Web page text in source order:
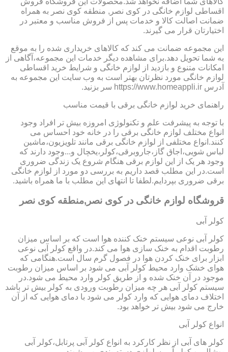
اقساطی لوازم خانگی در کوی نصر, منطقه کوی نصر به همراه
ضمانت اصالت کالا و خدمات پس از فروش مناسب و معتبر در
اختیارتان قرار می گیرند.
این مجموعه ضمانت می کند که کالاهای خریداری شده را به موقع
به شما تحویل دهد.برای مشاهده دیگر خدمات این مجموعه،آگاهی از
امکانات متنوع و بازدید از لوازم خانگی و شرایط خرید اقساطی
لوازم خانگی مورد نظرتان بهتر است به وب سایت این مجموعه به
آدرس https://www.homeappli.ir سر بزنید.
راهنمای خرید لوازم خانگی برقی با قیمت مناسب
با توجه به پیشرفت علم و تکنولوژی امروزه بیش تر افراد وجود
انواع مختلف لوازم خانگی برقی را در خانه خود احساس می
کنند.انواع مختلفی از لوازم خانگی برقی مانند تلویزیون،ماشین
لباس شویی،اجاق گاز،جاروبرقی،کولر،یخچال و...وجود دارند که
وجود هر یک از این لوازم برقی هنگام شروع یک زندگی ضروری
است.در این مطلب قصد داریم به بررسی دو مورد از لوازم خانگی
برقی ضروری بپردایم.لطفا تا انتهای این مطلب با ما همراه باشید.
قروشگاه لوازم خانگی در کوی نصر,منطقه کوی نصر
کولر آبی
کولر آبی نوعی سیستم خنک کننده هوا است که بر اساس میزان
رطوبت اقدام به خنک سازی هوا می کند.در واقع کولر آبی نوعی
ابزار برای خنک کردن هوا در فصول گرم سال است.هنگامی که
هوای خشک وارد محیط کولر آبی می شود بر اساس میزان رطوبت
موجود در آن خنک شده و از طریق کولر وارد محیط می شود.در
سیستم کولر آبی هر چه میزان رطوبت ورودی به کولر بیش تر باشد
اختلاف دمای هوایی که وارد کولر می شود با دمای هوایی که از آن
خارج می شود بیش تر خواهد بود.
انواع کولر آبی
کولر های آبی از نظر کارکرد به انواع کولر آبی پرتابل،کولر آبی